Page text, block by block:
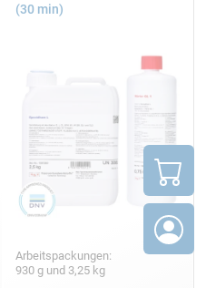
(30 min)
Arbeitspackungen:
930 g und 3,25 kg